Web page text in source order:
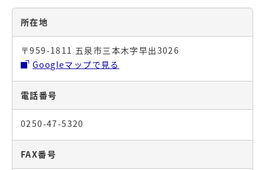
所在地
〒959-1811 五泉市三本木字早出3026
Googleマップで見る
電話番号
0250-47-5320
FAX番号